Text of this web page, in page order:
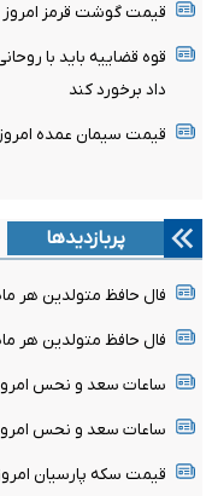
قیمت گوشت قرمز امروز ۱۵ مرداد ۱۴۰۵ + جدول
قوه قضاییه باید با
داد برخورد کند
قیمت سیمان عمده امروز ۱۵ مرداد ۱۴۰۵ + جدول
پربازدیدها
فال حافظ متولدین هر ماه -
فال حافظ متولدین هر ماه -
ساعات سعد و نحس امروز چهارشنبه
ساعات سعد و نحس امروز پنجشنبه
قیمت سکه پارسیان امروز پنجشنبه ۱۵